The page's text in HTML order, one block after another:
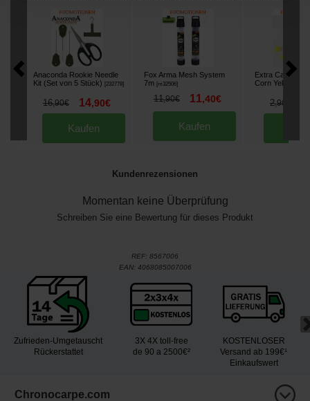
Anaconda Rookie Needle
Kit (Set von 5 Stück) [232778]
16,90€ 14,90€
Kaufen
Fox Arma Mesh System
7m [m32506]
11,90€ 11,40€
Kaufen
Extra Carp
Corn Yellow
2,90
Kundenrezensionen
Momentan keine Überprüfung
Schreiben Sie eine Bewertung für dieses Produkt
REF: 8567006
EAN: 4068085007006
Zufrieden-Umgetauscht
Rückerstattet
3X 4X toll-free
de 90 a 2500€²
KOSTENLOSER
Versand ab 199€¹
Einkaufswert
Chronocarpe.com